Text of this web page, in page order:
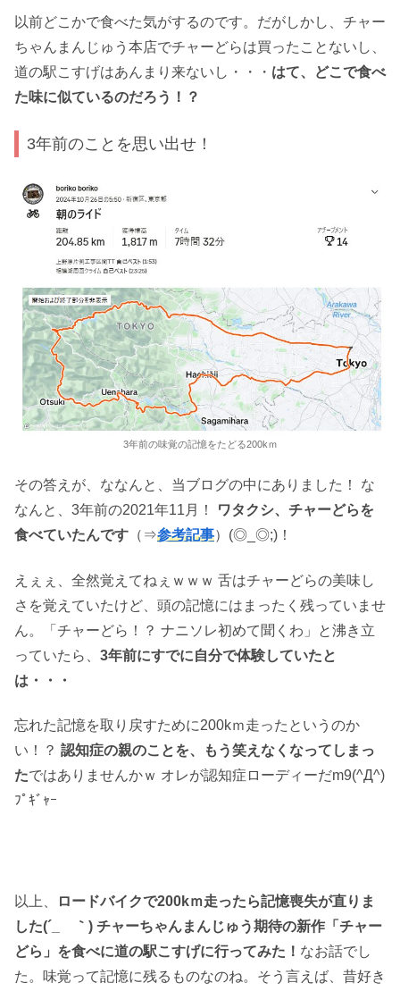
以前どこかで食べた気がするのです。だがしかし、チャー
ちゃんまんじゅう本店でチャーどらは買ったことないし、
道の駅こすげはあんまり来ないし・・・ はて、どこで食べ
た味に似ているのだろう！？
3年前のことを思い出せ！
3年前の味覚の記憶をたどる200kｍ
その答えが、ななんと、当ブログの中にありました！ な
なんと、3年前の2021年11月！
ワタクシ、チャーどらを
食べていたんです （⇒参考記事）(◎_◎;)！
えぇぇ、全然覚えてねぇｗｗｗ 舌はチャーどらの美味し
さを覚えていたけど、頭の記憶にはまったく残っていませ
ん。「チャーどら！？ ナニソレ初めて聞くわ」と沸き立
っていたら、 3年前にすでに自分で体験していたと
は・・・
忘れた記憶を取り戻すために200kｍ走ったというのか
い！？ 認知症の親のことを、もう笑えなくなってしまっ
たではありませんかｗ オレが認知症ローディーだm9(^Д^)
ﾌﾟｷﾞｬｰ
以上、
ロードバイクで200kｍ走ったら記憶喪失が直りま
した(´_ゝ｀) チャーちゃんまんじゅう期待の新作「チャー
どら」を食べに道の駅こすげに行ってみた！ なお話でし
た。味覚って記憶に残るものなのね。そう言えば、昔好き